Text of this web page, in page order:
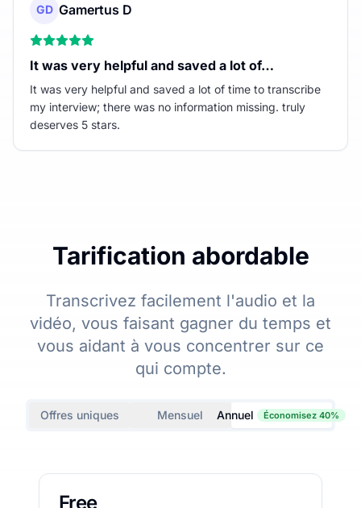
GD Gamertus D
It was very helpful and saved a lot of…
It was very helpful and saved a lot of time to transcribe
my interview; there was no information missing. truly
deserves 5 stars.
Tarification abordable
Transcrivez facilement l'audio et la
vidéo, vous faisant gagner du temps et
vous aidant à vous concentrer sur ce
qui compte.
Offres uniques Mensuel Annuel Économisez 40%
Free